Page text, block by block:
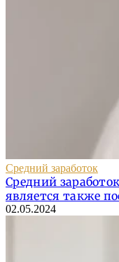
Средний заработок
Средний
является также
02.05.2024